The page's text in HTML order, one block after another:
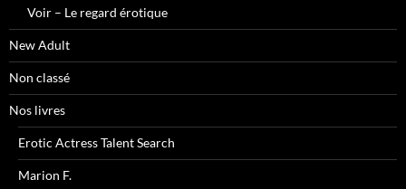
Voir – Le regard érotique
New Adult
Non classé
Nos livres
Erotic Actress Talent Search
Marion F.